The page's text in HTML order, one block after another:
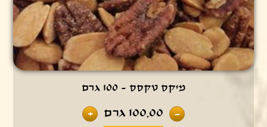
מיקס טקסס - 100 גרם
-
100.00 גרם +